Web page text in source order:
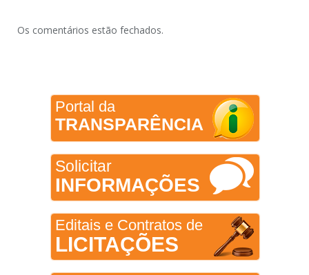
Os comentários estão fechados.
Portal da
TRANSPARÊNCIA
Solicitar
INFORMAÇÕES
Editais e Contratos de
LICITAÇÕES